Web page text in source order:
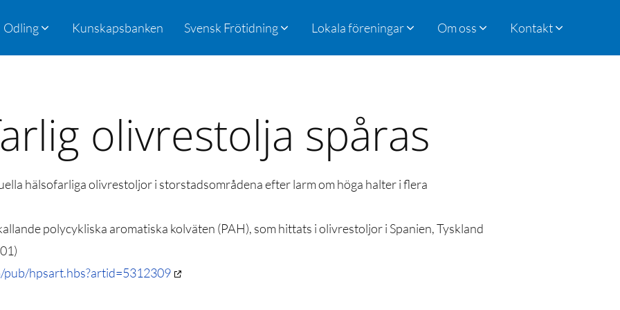
Odling Kunskapsbanken Svensk Frötidning Lokala föreningar Om oss Kontakt
olivrestolja spåras
hälsofarliga olivrestoljor i storstadsområdena efter larm om höga halter i flera
polycykliska aromatiska kolväten (PAH), som hittats i olivrestoljor i Spanien, Tyskland
hpsart.hbs?artid=5312309